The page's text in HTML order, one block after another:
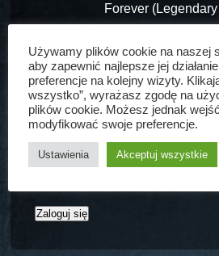
Forever
Zapamiętaj mnie
Używamy plików cookie na naszej
aby zapewnić najlepsze jej
preferencje na kolejny wizyty.
wszystko”, wyrażasz zgodę na
plików cookie. Możesz jednak
modyfikować swoje preferencje.
Ustawienia Akceptuj wszystkie